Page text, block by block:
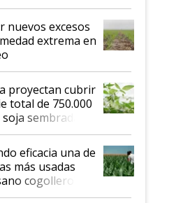
nuevos excesos
extrema en
proyectan cubrir
total de 750.000
sembradas
generación de
marcan un
en genética y
eficacia una de
más usadas
cogollero? El
tecnología clave